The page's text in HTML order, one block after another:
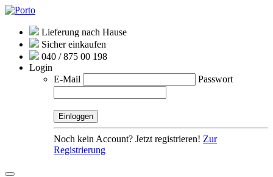
Lieferung nach Hause
Sicher einkaufen
040 / 875 00 198
Login
E-Mail
Passwort
Noch kein Account? Jetzt registrieren! Zur
Registrierung